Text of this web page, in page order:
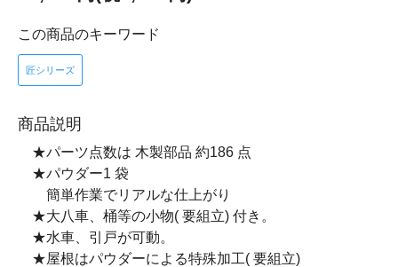
この商品のキーワード
匠シリーズ
商品説明
★パーツ点数は 木製部品 約186 点
★パウダー1 袋
簡単作業でリアルな仕上がり
★大八車、桶等の小物( 要組立) 付き。
★水車、引戸が可動。
★屋根はパウダーによる特殊加工( 要組立)